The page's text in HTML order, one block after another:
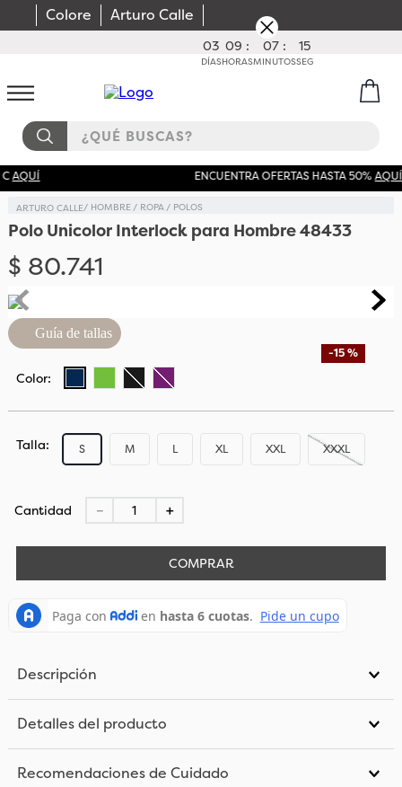
Colore Arturo Calle
03
DÍAS
09 :
HORAS
07 :
MINUTOS
15
SEG
¿QUÉ BUSCAS?
ENCUENTRA OFERTAS HASTA 50%AQUÍ
HOMBRE ROPA POLOS
Polo Unicolor Interlock para Hombre 48433
$ 80.741
-15 %
Guía de tallas
Talla S M L XL XXL XXXL
Cantidad ＋
－
COMPRAR
Descripción
Detalles del producto
Recomendaciones de Cuidado